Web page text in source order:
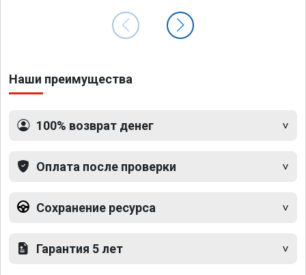
Наши преимущества
100% возврат денег
Оплата после проверки
Сохранение ресурса
Гарантия 5 лет